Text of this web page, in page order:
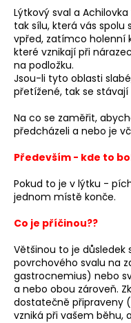
Lýtkový sval a
tak sílu, která vás
vpřed, zatímco holenní
které vznikají při
na podložku.
Jsou-li tyto oblasti
přetížené, tak se
Na co se zaměřit,
předcházeli a nebo je
Především - kde to
Pokud to je v lýtku -
jednom místě konče.
Co je příčinou??
Většinou to je důsledek
povrchového svalu na
gastrocnemius) nebo
a nebo obou zároveň.
dostatečně připraveny
vzniká při vašem běhu,
j
e
t
e
n
j
í
t
?
D